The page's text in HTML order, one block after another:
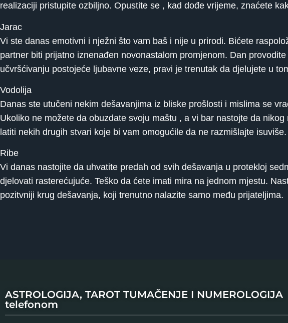
realizaciji pristupite ozbiljno. Opustite se , kad dođe vrijeme, znaćete
Jarac
Vi ste danas emotivni i nježni što vam baš i nije u prirodi. Bićete
partner biti prijatno iznenađen novonastalom promjenom. Dan
učvršćivanju postojeće ljubavne veze, pravi je trenutak da djelujete u
Vodolija
Danas ste utučeni nekim dešavanjima iz bliske prošlosti i mislima se
Ukoliko ne možete da obuzdate svoju maštu , a vi bar nastojte da
latiti nekih drugih stvari koje bi vam omogućile da ne razmišlajte isuviše.
Ribe
Vi danas nastojite da uhvatite predah od svih dešavanja u protekloj
djelovati rasterećujuće. Teško da ćete imati mira na jednom mjestu.
pozitvniji krug dešavanja, koji trenutno nalazite samo među prijateljima.
ASTROLOGIJA, TAROT TUMAČENJE I NUMEROLOGIJA
telefonom